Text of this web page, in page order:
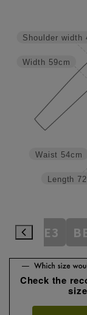
Length
Waist 54cm
Width 59cm
Shoulder width
BE3
Check the
size